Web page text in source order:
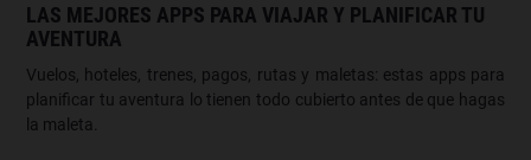
LAS MEJORES APPS PARA VIAJAR Y PLANIFICAR TU
AVENTURA
Vuelos, hoteles, trenes, pagos, rutas y maletas: estas apps para
planificar tu aventura lo tienen todo cubierto antes de que hagas
la maleta.